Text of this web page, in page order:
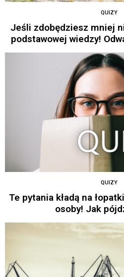
QUIZY
Jeśli zdobędziesz mniej
podstawowej wiedzy!
QUIZY
Te pytania kładą na
osoby! Jak